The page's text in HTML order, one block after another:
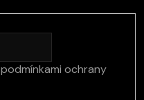
podmínkami ochrany